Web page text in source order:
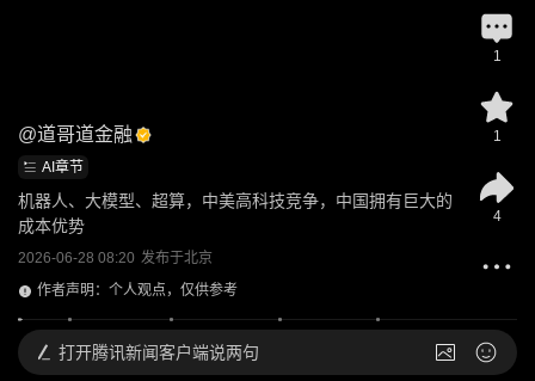
@道哥道金融
AI章节
机器人、大模型、超算，中美高科技竞争，中国拥有巨大的
成本优势
2026-06-28 08:20 发布于北京
作者声明：个人观点，仅供参考
1
1
4
打开腾讯新闻客户端说两句